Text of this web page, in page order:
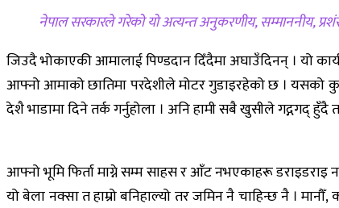
नेपाल सरकारले गरेको यो अत्यन्त अनुकरणीय, सम्माननीय,
जिउदै भोकाएकी आमालाई पिण्डदान दिँदैमा अघाउँदिनन् । यो
आफ्नो आमाको छातिमा परदेशीले मोटर गुडाइरहेको छ । यसको कुनै
देशै भाडामा दिने तर्क गर्नुहोला । अनि हामी सबै खुसीले गद्गगद् हुँदै
आफ्नो भूमि फिर्ता माग्ने सम्म साहस र आँट नभएकाहरू डराइडराइ
यो बेला नक्सा त हाम्रो बनिहाल्यो तर जमिन नै चाहिन्छ नै ।